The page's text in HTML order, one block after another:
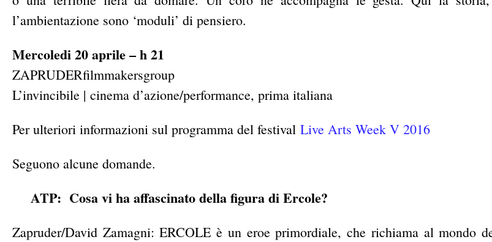
l’ambientazione sono ‘moduli’ di pensiero.
Mercoledi 20 aprile – h 21
ZAPRUDERfilmmakersgroup
L’invincibile | cinema d’azione/performance, prima italiana
Per ulteriori informazioni sul programma del festival Live Arts Week V 2016
Seguono alcune domande.
ATP: Cosa vi ha affascinato della figura di Ercole?
Zapruder/David Zamagni: ERCOLE è un eroe primordiale, che richiama al mondo